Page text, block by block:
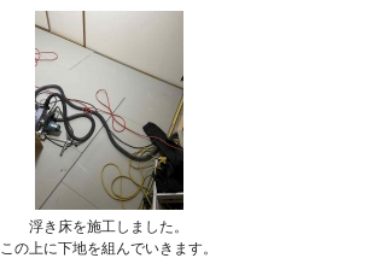
浮き床を施工しました。
この上に下地を組んでいきます。